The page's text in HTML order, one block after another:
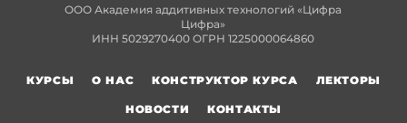
ООО Академия аддитивных технологий «Цифра
Цифра»
ИНН 5029270400 ОГРН 1225000064860
КУРСЫ О НАС КОНСТРУКТОР КУРСА
ЛЕКТОРЫ
НОВОСТИ
КОНТАКТЫ